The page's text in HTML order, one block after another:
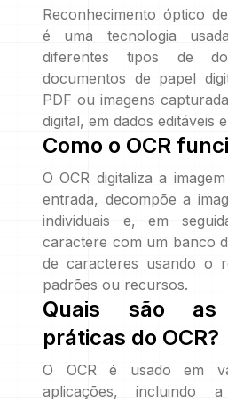
Reconhecimento óptico
é uma tecnologia
diferentes tipos de
documentos de papel
PDF ou imagens
digital, em dados editáveis
Como o OCR
O OCR digitaliza a
entrada, decompõe a
individuais e, em
caractere com um banco
de caracteres usando o
padrões ou recursos.
Quais são as
práticas do OCR?
O OCR é usado em
aplicações, incluindo